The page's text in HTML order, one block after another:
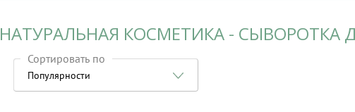
НАТУРАЛЬНАЯ КОСМЕТИКА -
Сортировать по
Популярности